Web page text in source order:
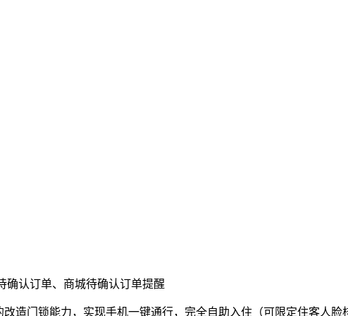
确认订单、商城待确认订单提醒
造门锁能力，实现手机一键通行，完全自助入住（可限定住客人脸